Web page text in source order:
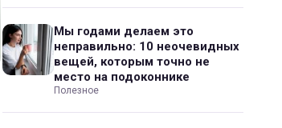
Мы годами делаем это
неправильно: 10 неочевидных
вещей, которым точно не
место на подоконнике
Полезное